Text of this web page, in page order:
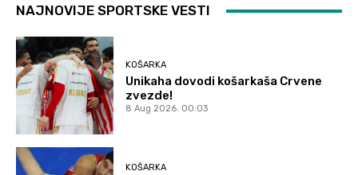
NAJNOVIJE SPORTSKE VESTI
KOŠARKA
Unikaha dovodi košarkaša Crvene
zvezde!
8 Aug 2026. 00:03
KOŠARKA